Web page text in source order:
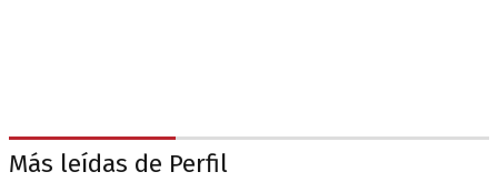
Más leídas de Perfil